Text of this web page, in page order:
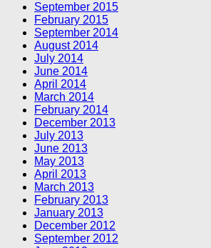
September 2015
February 2015
September 2014
August 2014
July 2014
June 2014
April 2014
March 2014
February 2014
December 2013
July 2013
June 2013
May 2013
April 2013
March 2013
February 2013
January 2013
December 2012
September 2012